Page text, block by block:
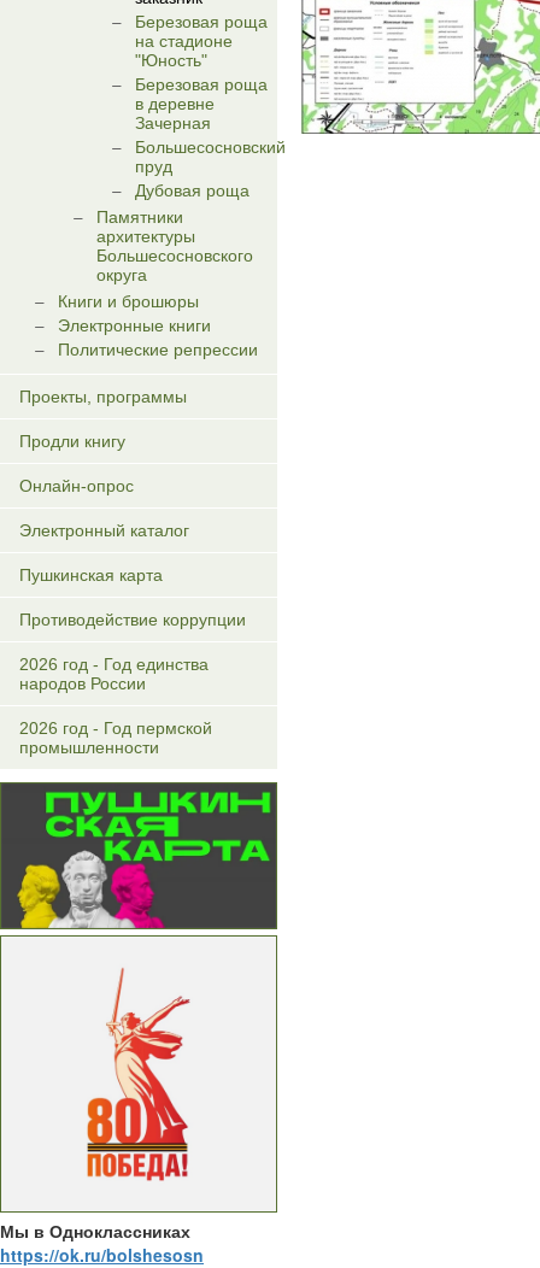
Березовая роща
на стадионе
"Юность"
Березовая роща
в деревне
Зачерная
Большесосновский
пруд
Дубовая роща
Памятники
архитектуры
Большесосновского
округа
Книги и брошюры
Электронные книги
Политические репрессии
Проекты, программы
Продли книгу
Онлайн-опрос
Электронный каталог
Пушкинская карта
Противодействие коррупции
2026 год - Год единства
народов России
2026 год - Год пермской
промышленности
Мы в Одноклассниках
https://ok.ru/bolshesosn